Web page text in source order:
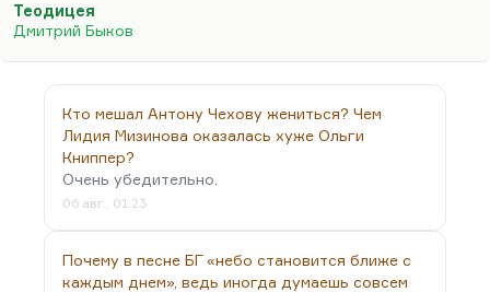
человека к принятию христианства, как бы
размягчает душу — она может после этого
концепция; богооправдание, как Бог терпит зло.
Очень трудно к этому прийти.
Однажды один хороший поп (кстати, физик в
прошлом и замечательный боксёр, успешно
отмахавшийся от нескольких напавших на него
сектантов; огромный мужик, косая сажень в
плечах) пришёл ко мне…
Теодицея
Дмитрий Быков
Кто мешал Антону Чехову жениться? Чем
Лидия Мизинова оказалась хуже Ольги
Книппер?
Очень убедительно.
06 авг., 01:23
Почему в песне БГ «небо становится ближе с
каждым днем», ведь иногда думаешь совсем